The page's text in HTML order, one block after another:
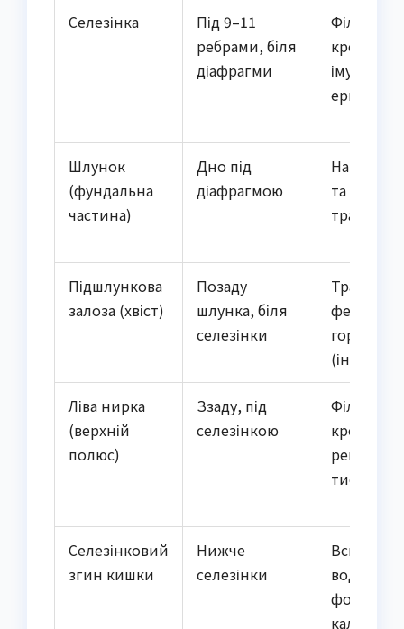
Селезінка
Під 9–11
ребрами, біля
діафрагми
крові,
імунітет,
Шлунок
(фундальна
частина)
Дно під
діафрагмою
та
Підшлункова
залоза (хвіст)
Позаду
шлунка, біля
селезінки
Травні
гормони
(інсулін)
Ліва нирка
(верхній
полюс)
Ззаду, під
селезінкою
крові,
регуляція
тиску
Селезінковий
згин кишки
Нижче
селезінки
води,
калу